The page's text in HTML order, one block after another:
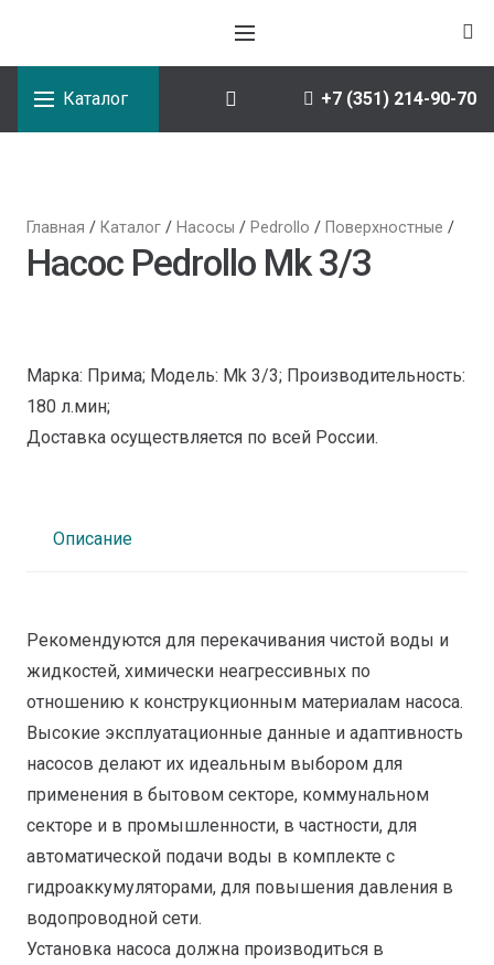
Каталог +7 (351) 214-90-70
Главная / Каталог / Насосы / Pedrollo / Поверхностные /
Насос Pedrollo Mk 3/3
Марка: Прима; Модель: Mk 3/3; Производительность:
180 л.мин;
Доставка осуществляется по всей России.
Описание
Рекомендуются для перекачивания чистой воды и
жидкостей, химически неагрессивных по
отношению к конструкционным материалам насоса.
Высокие эксплуатационные данные и адаптивность
насосов делают их идеальным выбором для
применения в бытовом секторе, коммунальном
секторе и в промышленности, в частности, для
автоматической подачи воды в комплекте с
гидроаккумуляторами, для повышения давления в
водопроводной сети.
Установка насоса должна производиться в